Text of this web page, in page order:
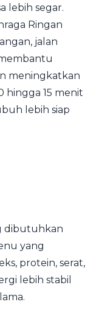
lebih segar.
Ringan
jalan
meningkatkan
hingga 15 menit
lebih siap
dibutuhkan
yang
protein, serat,
lebih stabil